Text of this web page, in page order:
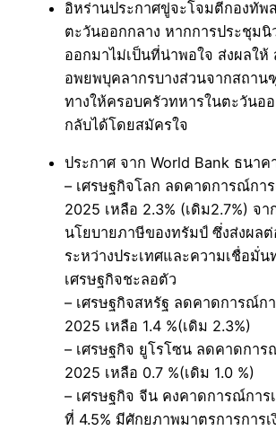
อิหร่านประกาศขู่จะโจมตีกองทัพ
ตะวันออกกลาง หากการประชุมนิ
ออกมาไม่เป็นที่น่าพอใจ ส่งผลให้
อพยพบุคลากรบางส่วนจากสถาน
ทางให้ครอบครัวทหารในตะวันอ
กลับได้โดยสมัครใจ
ประกาศ จาก World Bank ธนาค
– เศรษฐกิจโลก ลดคาดการณ์กา
2025 เหลือ 2.3% (เดิม2.7%) จ
นโยบายภาษีของทรัมป์ ซึ่งส่งผลต่
ระหว่างประเทศและความเชื่อมั่น
เศรษฐกิจชะลอตัว
– เศรษฐกิจสหรัฐ ลดคาดการณ์ก
2025 เหลือ 1.4 %(เดิม 2.3%)
– เศรษฐกิจ ยูโรโซน ลดคาดการ
2025 เหลือ 0.7 %(เดิม 1.0 %)
– เศรษฐกิจ จีน คงคาดการณ์การ
ที่ 4.5% มีศักยภาพมาตรการการ